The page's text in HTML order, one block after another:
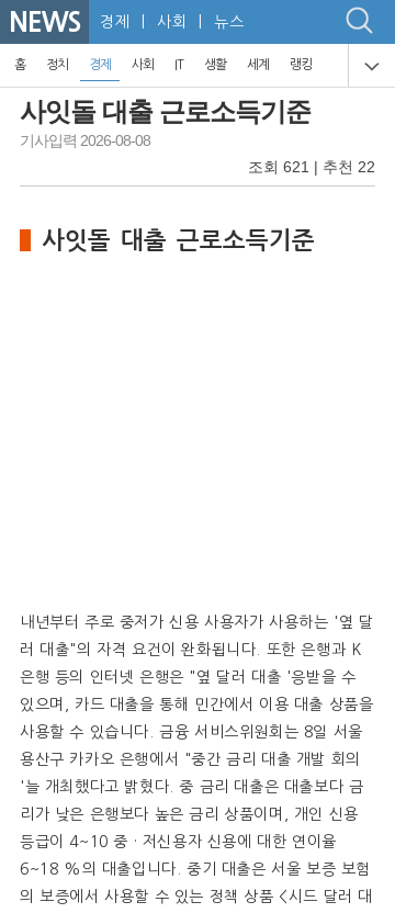
NEWS 경제 | 사회 | 뉴스
홈 정치 경제 사회 IT 생활 세계 랭킹
사잇돌 대출 근로소득기준
기사입력 2026-08-08
조회 621 | 추천 22
사잇돌 대출 근로소득기준
내년부터 주로 중저가 신용 사용자가 사용하는 '옆 달
러 대출"의 자격 요건이 완화됩니다. 또한 은행과 K
은행 등의 인터넷 은행은 "옆 달러 대출 '응받을 수
있으며, 카드 대출을 통해 민간에서 이용 대출 상품을
사용할 수 있습니다. 금융 서비스위원회는 8일 서울
용산구 카카오 은행에서 "중간 금리 대출 개발 회의
'늘 개최했다고 밝혔다. 중 금리 대출은 대출보다 금
리가 낮은 은행보다 높은 금리 상품이며, 개인 신용
등급이 4~10 중 · 저신용자 신용에 대한 연이율
6~18 %의 대출입니다. 중기 대출은 서울 보증 보험
의 보증에서 사용할 수 있는 정책 상품 <시드 달러 대